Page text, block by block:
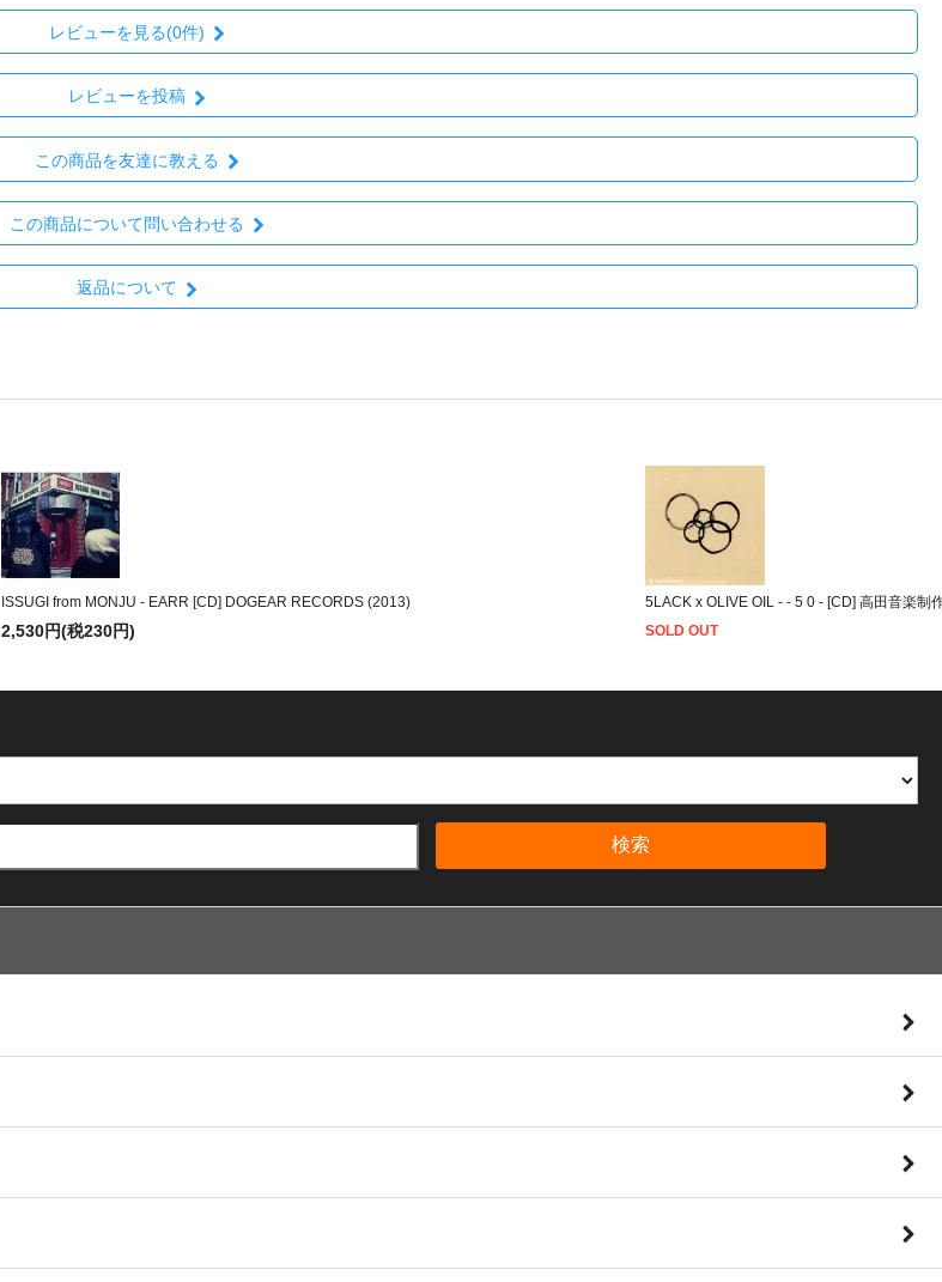
レビューを見る(0件)
レビューを投稿
この商品を友達に教える
この商品について問い合わせる
返品について
ISSUGI from MONJU - EARR [CD] DOGEAR RECORDS (2013)
2,530円(税230円)
5LACK x OLIVE OIL - - 5 0 - [CD] 高田音楽制
SOLD OUT
検索